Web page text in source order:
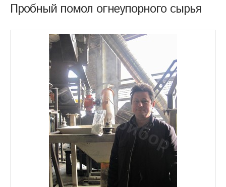
Пробный помол огнеупорного сырья